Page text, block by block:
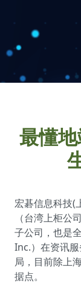
最懂
宏碁信息科技(
（台湾上柜公
子公司，也是
Inc.）在资讯
局，目前除上
据点。